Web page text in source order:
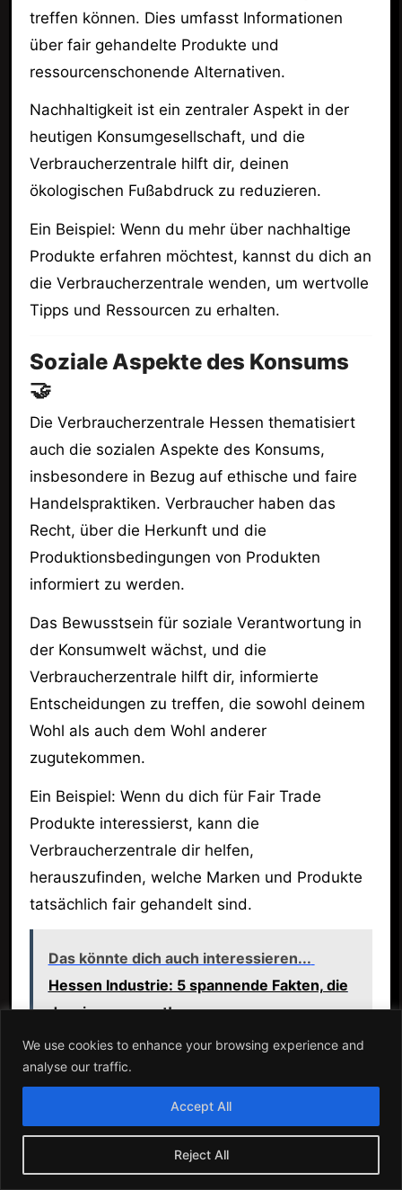
We use cookies to enhance your browsing experience and
analyse our traffic.
Reject All
Accept All
treffen können. Dies umfasst Informationen
über fair gehandelte Produkte und
ressourcenschonende Alternativen.
Nachhaltigkeit ist ein zentraler Aspekt in der
heutigen Konsumgesellschaft, und die
Verbraucherzentrale hilft dir, deinen
ökologischen Fußabdruck zu reduzieren.
Ein Beispiel: Wenn du mehr über nachhaltige
Produkte erfahren möchtest, kannst du dich an
die Verbraucherzentrale wenden, um wertvolle
Tipps und Ressourcen zu erhalten.
Soziale Aspekte des Konsums
🤝
Die Verbraucherzentrale Hessen thematisiert
auch die sozialen Aspekte des Konsums,
insbesondere in Bezug auf ethische und faire
Handelspraktiken. Verbraucher haben das
Recht, über die Herkunft und die
Produktionsbedingungen von Produkten
informiert zu werden.
Das Bewusstsein für soziale Verantwortung in
der Konsumwelt wächst, und die
Verbraucherzentrale hilft dir, informierte
Entscheidungen zu treffen, die sowohl deinem
Wohl als auch dem Wohl anderer
zugutekommen.
Ein Beispiel: Wenn du dich für Fair Trade
Produkte interessierst, kann die
Verbraucherzentrale dir helfen,
herauszufinden, welche Marken und Produkte
tatsächlich fair gehandelt sind.
Das könnte dich auch interessieren...
Hessen Industrie: 5 spannende Fakten, die
du wissen musst!
Verbraucher-Newsletter 📰
Die Verbraucherzentrale Hessen bietet einen
regelmäßigen Newsletter an, der aktuelle
Informationen, Tipps und Warnungen für